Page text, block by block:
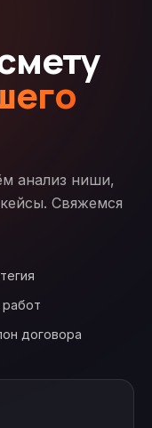
анализ ниши,
Свяжемся
договора